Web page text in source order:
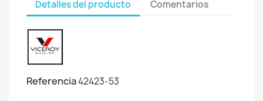
Detalles del producto Comentarios
Referencia42423-53